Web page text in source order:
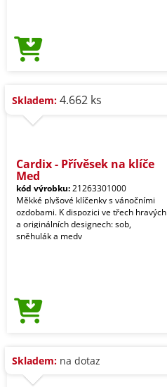
Skladem: 4.662 ks
Cardix - Přívěsek na klíče
Med
kód výrobku:21263301000
Měkké plyšové klíčenky s vánočními
ozdobami. K dispozici ve třech hravých
a originálních designech: sob,
sněhulák a medv
Skladem: na dotaz